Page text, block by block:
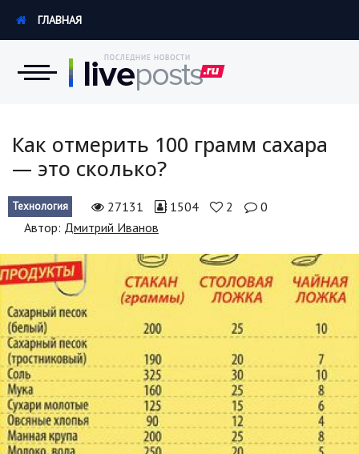
Экономика
Происшествия
Россия
Наука и техника
Политика
Образование
В мире
Культура
ГЛАВНАЯ
Как отмерить 100 грамм сахара
— это сколько?
Технология 27131 1504 2
0
Автор: Дмитрий Иванов